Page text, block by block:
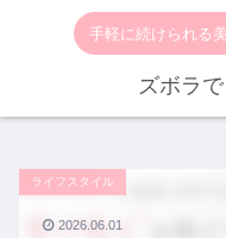
手軽に続けられる
ズボラ
ライフスタイル
2026.06.01